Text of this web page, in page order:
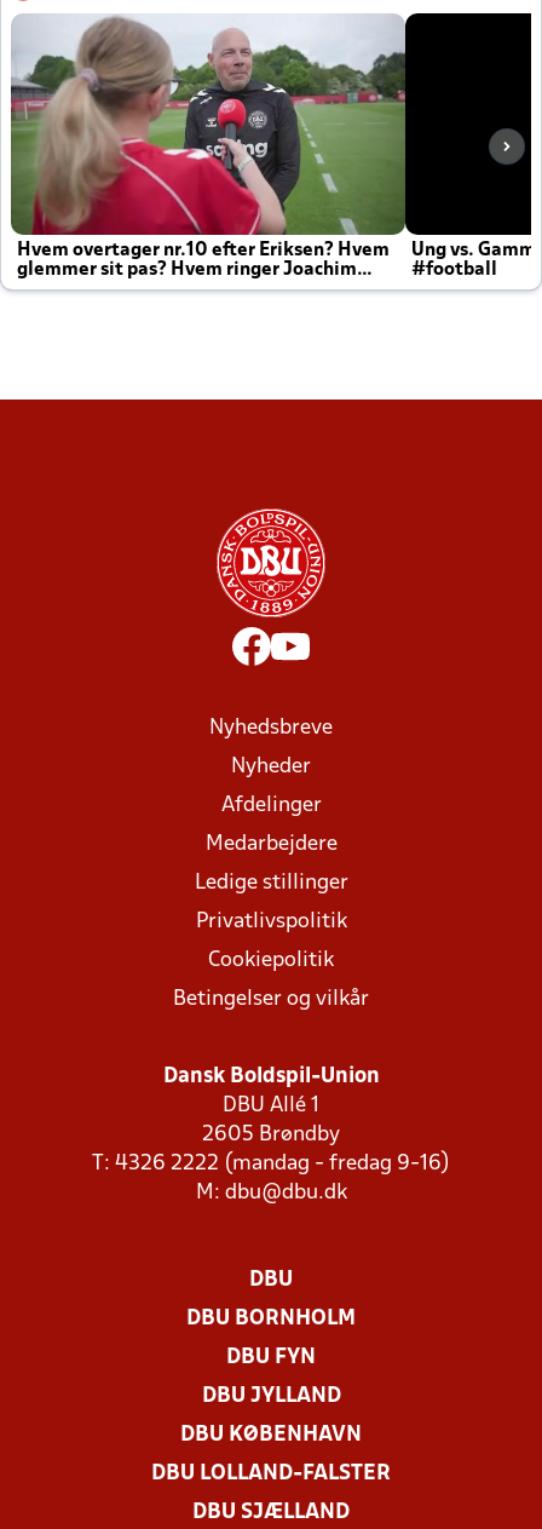
Hvem overtager nr.10 efter Eriksen? Hvem
glemmer sit pas? Hvem ringer Joachim
altid til efter kampe?
Ung vs.
#football
Nyhedsbreve
Nyheder
Afdelinger
Medarbejdere
Ledige stillinger
Privatlivspolitik
Cookiepolitik
Betingelser og vilkår
Dansk Boldspil-Union
DBU Allé 1
2605 Brøndby
T: 4326 2222 (mandag - fredag 9-16)
M: dbu@dbu.dk
DBU
DBU BORNHOLM
DBU FYN
DBU JYLLAND
DBU KØBENHAVN
DBU LOLLAND-FALSTER
DBU SJÆLLAND